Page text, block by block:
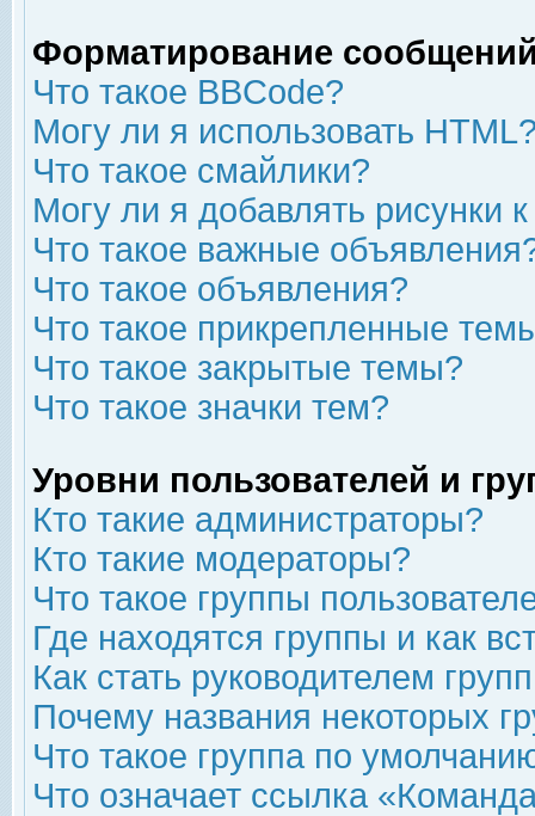
Форматирование
Что такое BBCode?
Могу ли я использовать
Что такое смайлики?
Могу ли я добавлять рисунки
Что такое важные
Что такое объявления?
Что такое прикрепленные
Что такое закрытые темы?
Что такое значки тем?
Уровни пользователей и
Кто такие администраторы?
Кто такие модераторы?
Что такое группы
Где находятся группы и как
Как стать руководителем
Почему названия некоторых
Что такое группа по
Что означает ссылка